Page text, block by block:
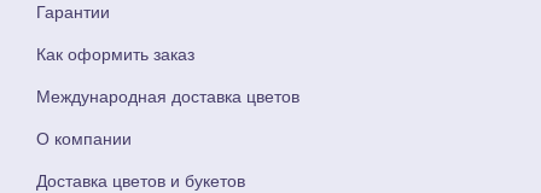
Гарантии
Как оформить заказ
Международная доставка цветов
О компании
Доставка цветов и букетов